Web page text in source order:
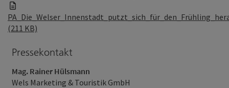
(211 KB)
Pressekontakt
Mag. Rainer Hülsmann
Wels Marketing & Touristik GmbH